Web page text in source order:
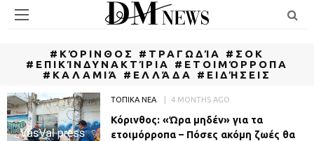
#ΚΌΡΙΝΘΟΣ #ΤΡΑΓΩΔΊΑ #ΣΟΚ
#ΕΠΙΚΊΝΔΥΝΑΚΤΊΡΙΑ #ΕΤΟΙΜΌΡΡΟΠΑ
#ΚΑΛΑΜΙΆ #ΕΛΛΆΔΑ #ΕΙΔΉΣΕΙΣ
ΤΟΠΙΚΑ ΝΕΑ 4 MONTHS AGO
Κόρινθος: «Ώρα μηδέν» για τα
ετοιμόρροπα – Πόσες ακόμη ζωές θα